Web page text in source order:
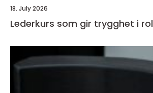
18. July 2026
Lederkurs som gir trygghet i